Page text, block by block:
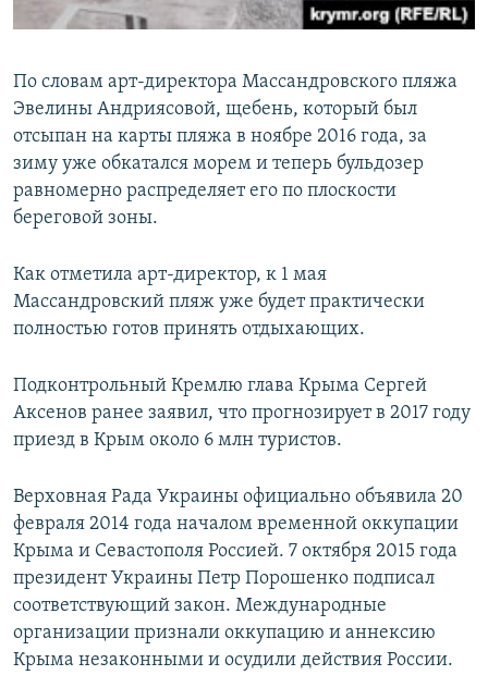
По словам арт-директора Массандровского пляжа
Эвелины Андриясовой, щебень, который был
отсыпан на карты пляжа в ноябре 2016 года, за
зиму уже обкатался морем и теперь бульдозер
равномерно распределяет его по плоскости
береговой зоны.
Как отметила арт-директор, к 1 мая
Массандровский пляж уже будет практически
полностью готов принять отдыхающих.
Подконтрольный Кремлю глава Крыма Сергей
Аксенов ранее заявил, что прогнозирует в 2017 году
приезд в Крым около 6 млн туристов.
Верховная Рада Украины официально объявила 20
февраля 2014 года началом временной оккупации
Крыма и Севастополя Россией. 7 октября 2015 года
президент Украины Петр Порошенко подписал
соответствующий закон. Международные
организации признали оккупацию и аннексию
Крыма незаконными и осудили действия России.